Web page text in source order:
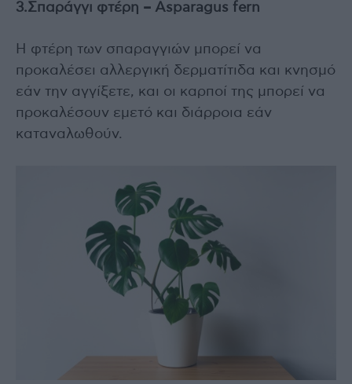
3.Σπαράγγι φτέρη – Asparagus fern
Η φτέρη των σπαραγγιών μπορεί να
προκαλέσει αλλεργική δερματίτιδα και κνησμό
εάν την αγγίξετε, και οι καρποί της μπορεί να
προκαλέσουν εμετό και διάρροια εάν
καταναλωθούν.